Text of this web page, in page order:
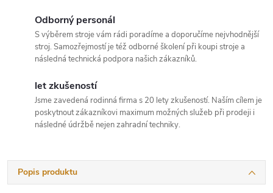
Odborný personál
S výběrem stroje vám rádi poradíme a doporučíme nejvhodnější
stroj. Samozřejmostí je též odborné školení při koupi stroje a
následná technická podpora našich zákazníků.
let zkušeností
Jsme zavedená rodinná firma s 20 lety zkušeností. Naším cílem je
poskytnout zákazníkovi maximum možných služeb při prodeji i
následné údržbě nejen zahradní techniky.
Popis produktu